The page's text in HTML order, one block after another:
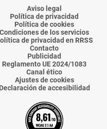
AlmeríaAlmeríaAlmería
Almería
Aviso legal
Política de privacidad
Política de cookies
Condiciones de los servicios
de privacidad en RRSS
Contacto
Publicidad
Reglamento UE 2024/1083
Canal ético
Ajustes de cookies
Declaración de accesibilidad